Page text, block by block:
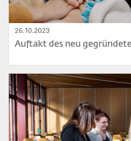
26.10.2023
Auftakt des neu
Bild